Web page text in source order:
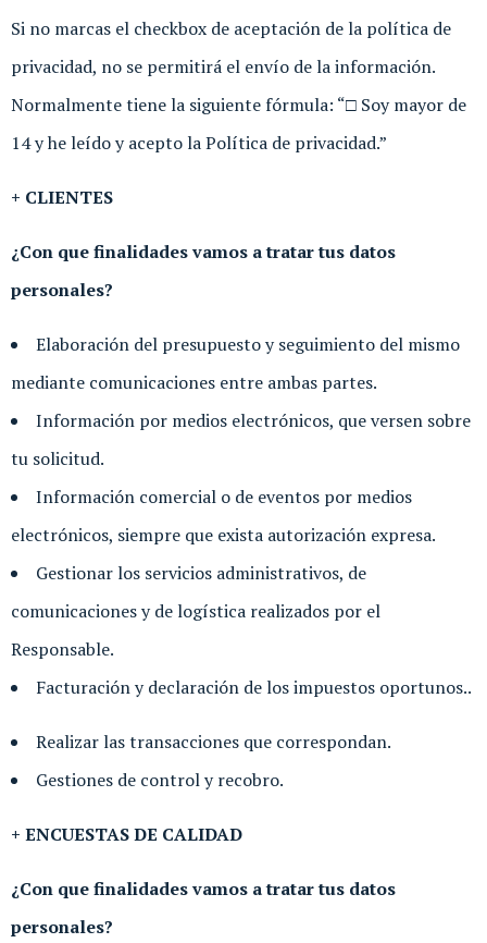
Si no marcas el checkbox de aceptación de la política de
privacidad, no se permitirá el envío de la información.
Normalmente tiene la siguiente fórmula: “□ Soy mayor de
14 y he leído y acepto la Política de privacidad.”
+ CLIENTES
¿Con que finalidades vamos a tratar tus datos
personales?
Elaboración del presupuesto y seguimiento del mismo
mediante comunicaciones entre ambas partes.
Información por medios electrónicos, que versen sobre
tu solicitud.
Información comercial o de eventos por medios
electrónicos, siempre que exista autorización expresa.
Gestionar los servicios administrativos, de
comunicaciones y de logística realizados por el
Responsable.
Facturación y declaración de los impuestos oportunos..
Realizar las transacciones que correspondan.
Gestiones de control y recobro.
+ ENCUESTAS DE CALIDAD
¿Con que finalidades vamos a tratar tus datos
personales?